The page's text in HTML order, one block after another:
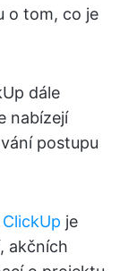
o tom, co je
dále
nabízejí
postupu
je
akčních